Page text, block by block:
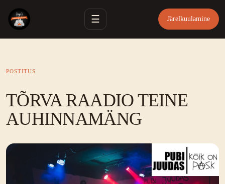
☰ Järelkuulamine
POSTITUS
TÕRVA RAADIO TEINE
AUHINNAMÄNG